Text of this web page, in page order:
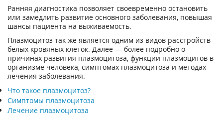
Ранняя диагностика позволяет своевременно остановить
или замедлить развитие основного заболевания, повышая
шансы пациента на выживаемость.
Плазмоцитоз так же является одним из видов расстройств
белых кровяных клеток. Далее — более подробно о
причинах развития плазмоцитоза, функции плазмоцитов в
организме человека, симптомах плазмоцитоза и методах
лечения заболевания.
Что такое плазмоцитоз?
Симптомы плазмоцитоза
Лечение плазмоцитоза